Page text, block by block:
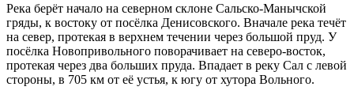
Река берёт начало на северном склоне Сальско-Манычской
гряды, к востоку от посёлка Денисовского. Вначале река течёт
на север, протекая в верхнем течении через большой пруд. У
посёлка Новопривольного поворачивает на северо-восток,
протекая через два больших пруда. Впадает в реку Сал с левой
стороны, в 705 км от её устья, к югу от хутора Вольного.